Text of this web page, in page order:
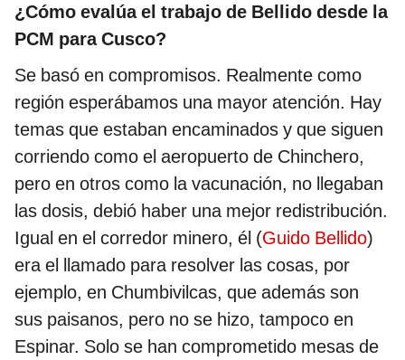
¿Cómo evalúa el trabajo de Bellido desde la
PCM para Cusco?
Se basó en compromisos. Realmente como
región esperábamos una mayor atención. Hay
temas que estaban encaminados y que siguen
corriendo como el aeropuerto de Chinchero,
pero en otros como la vacunación, no llegaban
las dosis, debió haber una mejor redistribución.
Igual en el corredor minero, él (Guido Bellido)
era el llamado para resolver las cosas, por
ejemplo, en Chumbivilcas, que además son
sus paisanos, pero no se hizo, tampoco en
Espinar. Solo se han comprometido mesas de